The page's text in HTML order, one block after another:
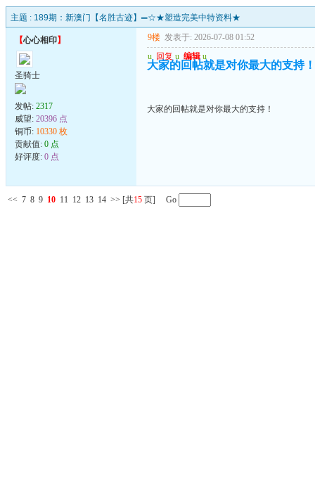
主题 : 189期：新澳门【名胜古迹】═☆★塑造完美中特资料★
【心心相印】
圣骑士
发帖: 2317
威望: 20396 点
铜币: 10330 枚
贡献值: 0 点
好评度: 0 点
9楼 发表于: 2026-07-08 01:52
u 回复 u 编辑 u
大家的回帖就是对你最大的支持！
大家的回帖就是对你最大的支持！
<< 7 8 9 10 11 12 13 14 >> [共15 页] Go